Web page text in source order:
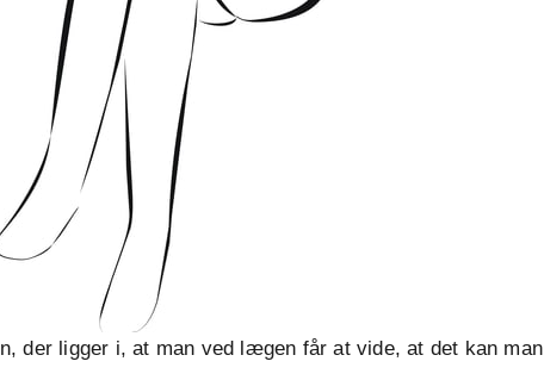
der ligger i, at man ved lægen får at vide, at det kan man